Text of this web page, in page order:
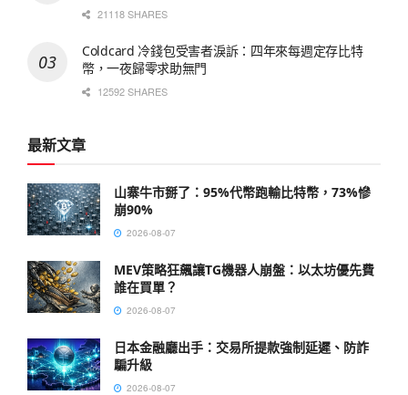
21118 SHARES
Coldcard 冷錢包受害者淚訴：四年來每週定存比特
幣，一夜歸零求助無門
12592 SHARES
最新文章
山寨牛市掰了：95%代幣跑輸比特幣，73%慘
崩90%
2026-08-07
MEV策略狂飆讓TG機器人崩盤：以太坊優先費
誰在買單？
2026-08-07
日本金融廳出手：交易所提款強制延遲、防詐
騙升級
2026-08-07